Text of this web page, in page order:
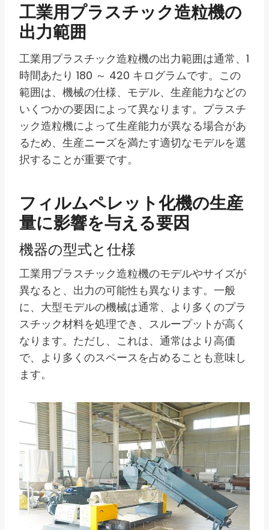
工業用プラスチック造粒機の
出力範囲
工業用プラスチック造粒機の出力範囲は通常、1
時間あたり 180 ～ 420 キログラムです。この
範囲は、機械の仕様、モデル、生産能力などの
いくつかの要因によって異なります。プラスチ
ック造粒機によって生産能力が異なる場合があ
るため、生産ニーズを満たす適切なモデルを選
択することが重要です。
フィルムペレット化機の生産
量に影響を与える要因
機器の型式と仕様
工業用プラスチック造粒機のモデルやサイズが
異なると、出力の可能性も異なります。一般
に、大型モデルの機械は通常、より多くのプラ
スチック材料を処理でき、スループットが高く
なります。ただし、これは、通常はより高価
で、より多くのスペースを占めることも意味し
ます。